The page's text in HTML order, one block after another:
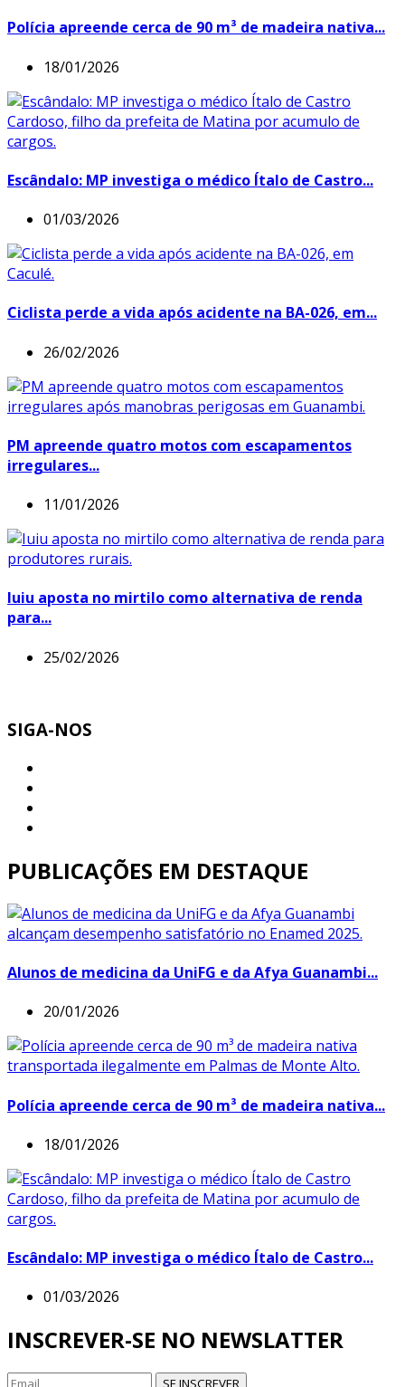
Polícia apreende cerca de 90 m³ de madeira nativa...
18/01/2026
Escândalo: MP investiga o médico Ítalo de Castro...
01/03/2026
Ciclista perde a vida após acidente na BA-026, em...
26/02/2026
PM apreende quatro motos com escapamentos
irregulares...
11/01/2026
Iuiu aposta no mirtilo como alternativa de renda
para...
25/02/2026
SIGA-NOS
PUBLICAÇÕES EM DESTAQUE
Alunos de medicina da UniFG e da Afya Guanambi...
20/01/2026
Polícia apreende cerca de 90 m³ de madeira nativa...
18/01/2026
Escândalo: MP investiga o médico Ítalo de Castro...
01/03/2026
INSCREVER-SE NO NEWSLATTER
SE INSCREVER